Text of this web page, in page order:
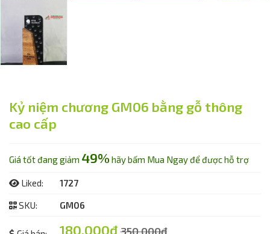
Kỷ niệm chương GM06 bằng gỗ thông
cao cấp
Giá tốt đang giảm 49% hãy bấm Mua Ngay để được hỗ trợ
Liked: 1727
SKU: GM06
180.000đ350.000đ